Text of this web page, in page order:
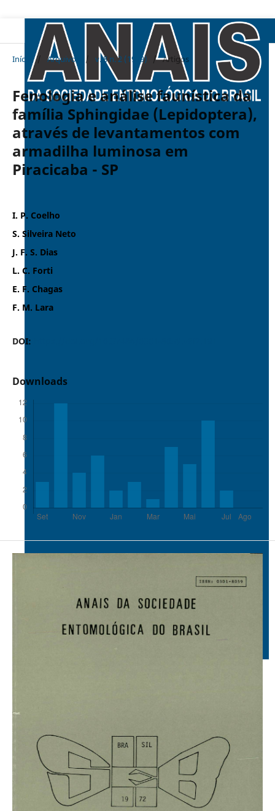
Início / Arquivos / v. 8 n. 2 (1979) / Artigos
Fenologia e análise faunística da
família Sphingidae (Lepidoptera),
através de levantamentos com
armadilha luminosa em
Piracicaba - SP
I. P. Coelho
S. Silveira Neto
J. F. S. Dias
L. C. Forti
E. F. Chagas
F. M. Lara
DOI:
Downloads